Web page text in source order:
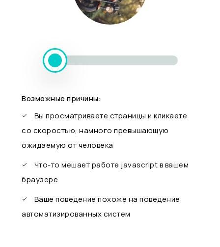
Возможные причины:
Вы просматриваете страницы и кликаете
со скоростью, намного превышающую
ожидаемую от человека
Что-то мешает работе javascript в вашем
браузере
Ваше поведение похоже на поведение
автоматизированных систем